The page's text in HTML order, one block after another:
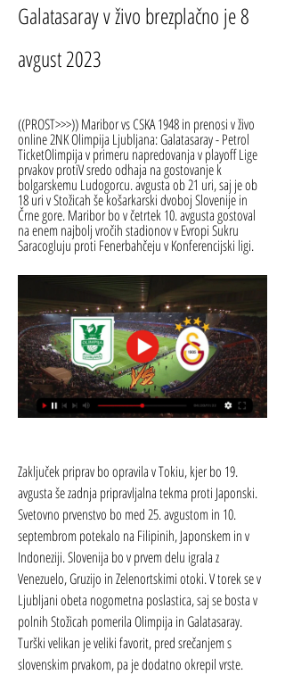
Galatasaray v živo brezplačno je 8
avgust 2023
((PROST>>>)) Maribor vs CSKA 1948 in prenosi v živo
online 2NK Olimpija Ljubljana: Galatasaray - Petrol
TicketOlimpija v primeru napredovanja v playoff Lige
prvakov protiV sredo odhaja na gostovanje k
bolgarskemu Ludogorcu. avgusta ob 21 uri, saj je ob
18 uri v Stožicah še košarkarski dvoboj Slovenije in
Črne gore. Maribor bo v četrtek 10. avgusta gostoval
na enem najbolj vročih stadionov v Evropi Sukru
Saracogluju proti Fenerbahčeju v Konferencijski ligi.
Zaključek priprav bo opravila v Tokiu, kjer bo 19.
avgusta še zadnja pripravljalna tekma proti Japonski.
Svetovno prvenstvo bo med 25. avgustom in 10.
septembrom potekalo na Filipinih, Japonskem in v
Indoneziji. Slovenija bo v prvem delu igrala z
Venezuelo, Gruzijo in Zelenortskimi otoki. V torek se v
Ljubljani obeta nogometna poslastica, saj se bosta v
polnih Stožicah pomerila Olimpija in Galatasaray.
Turški velikan je veliki favorit, pred srečanjem s
slovenskim prvakom, pa je dodatno okrepil vrste.